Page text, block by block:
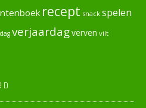
recept snack spelen
verjaardagverven vilt